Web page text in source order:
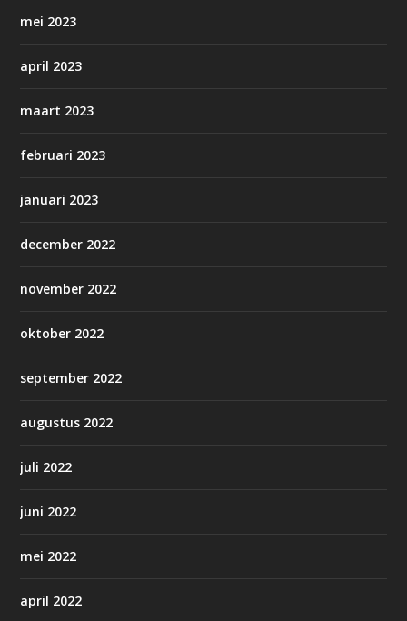
mei 2023
april 2023
maart 2023
februari 2023
januari 2023
december 2022
november 2022
oktober 2022
september 2022
augustus 2022
juli 2022
juni 2022
mei 2022
april 2022